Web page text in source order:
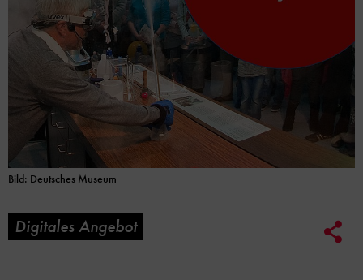
Bild: Deutsches Museum
Digitales Angebot